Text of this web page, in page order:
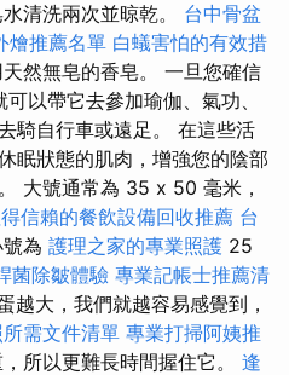
清洗兩次並晾乾。 台中骨盆
燴推薦名單 白蟻害怕的有效措
然無皂的香皂。 一旦您確信
以帶它去參加瑜伽、氣功、
騎自行車或遠足。 在這些活
眠狀態的肌肉，增強您的陰部
大號通常為 35 x 50 毫米，
信賴的餐飲設備回收推薦 台
為 護理之家的專業照護 25
菌除皺體驗 專業記帳士推薦清
越大，我們就越容易感覺到，
需文件清單 專業打掃阿姨推
所以更難長時間握住它。 逢